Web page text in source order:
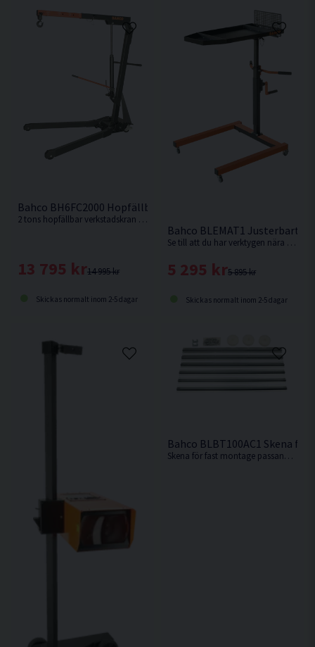
Bahco BH6FC2000 Hopfällbar Verkstadskran <2000kg
2 tons hopfällbar verkstadskran för att lyfta och stötta en mängd olika tunga fordonsdelar, t.ex. motorer, växellådor m.m.
14 995 kr
13 795 kr
Skickas normalt inom 2-5 dagar
Bahco BLEMAT1 Justerbart
Se till att du har verktygen nära till hands för ökad effektivitet vid bilservicen med detta praktiska lyftbord från Bahco.
5 895 kr
5 295 kr
Skickas normalt inom 2-5 dagar
Bahco BLBT100AC1 Skena för
Skena för fast montage passande testinstrument BLBT100 från Bahco.